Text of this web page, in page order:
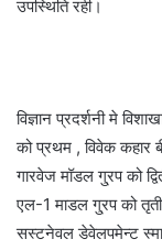
उपस्थिति रही।
विज्ञान प्रदर्शनी मे
को प्रथम , विवेक कहार
गारवेज मॉडल गु्रप को
एल-1 माडल गु्रप को
सस्टनेवल डेवेलपमेन्ट